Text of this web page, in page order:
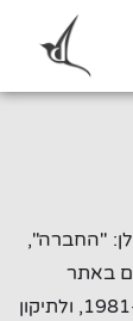
"החברה",
באתר
ופועלת בהתאם לחוק הגנת הפרטיות, התשמ"א–1981, ולתיקון